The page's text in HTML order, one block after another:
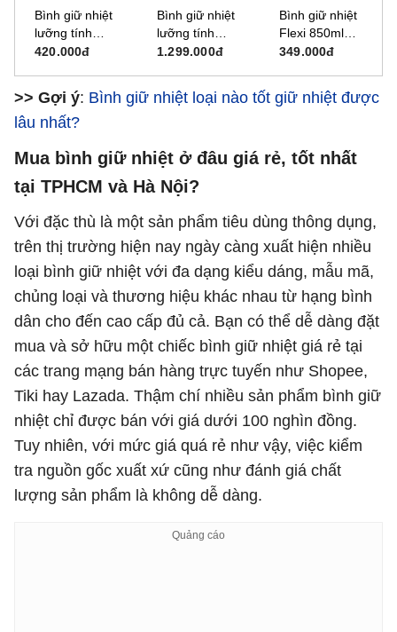
Bình giữ nhiệt
lưỡng tính
Tiger MCY-
420.000đ
Bình giữ nhiệt
lưỡng tính
Tiger MJC-
1.299.000đ
Bình giữ nhiệt
Flexi 850ml
Sunhouse KS-
349.000đ
>> Gợi ý: Bình giữ nhiệt loại nào tốt giữ nhiệt được
lâu nhất?
Mua bình giữ nhiệt ở đâu giá rẻ, tốt nhất
tại TPHCM và Hà Nội?
Với đặc thù là một sản phẩm tiêu dùng thông dụng,
trên thị trường hiện nay ngày càng xuất hiện nhiều
loại bình giữ nhiệt với đa dạng kiểu dáng, mẫu mã,
chủng loại và thương hiệu khác nhau từ hạng bình
dân cho đến cao cấp đủ cả. Bạn có thể dễ dàng đặt
mua và sở hữu một chiếc bình giữ nhiệt giá rẻ tại
các trang mạng bán hàng trực tuyến như Shopee,
Tiki hay Lazada. Thậm chí nhiều sản phẩm bình giữ
nhiệt chỉ được bán với giá dưới 100 nghìn đồng.
Tuy nhiên, với mức giá quá rẻ như vậy, việc kiểm
tra nguồn gốc xuất xứ cũng như đánh giá chất
lượng sản phẩm là không dễ dàng.